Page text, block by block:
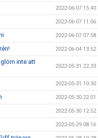
2022-06-07 15:40
2022-06-07 11:06
2022-06-07 07:58
2022-06-04 13:52
inte att
2022-05-31 22:33
2022-05-31 10:30
2022-05-30 22:01
2022-05-30 12:52
2022-05-29 08:16